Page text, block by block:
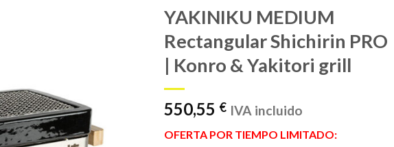
YAKINIKU MEDIUM
Rectangular Shichirin PRO
| Konro & Yakitori grill
550,55 € IVA incluido
OFERTA POR TIEMPO LIMITADO: